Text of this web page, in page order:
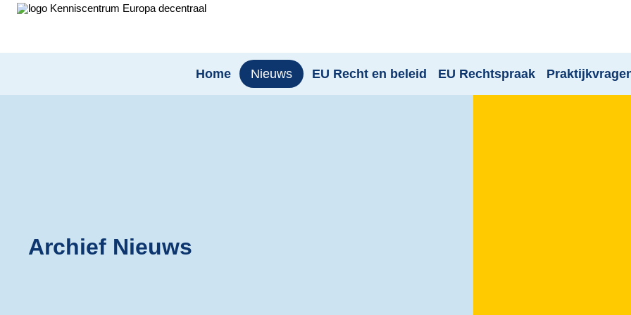
Home Nieuws EU Recht en beleid EU Rechtspraak
Archief Nieuws